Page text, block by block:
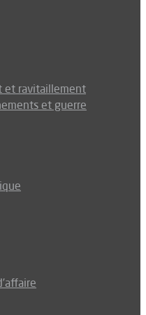
et ravitaillement
et guerre